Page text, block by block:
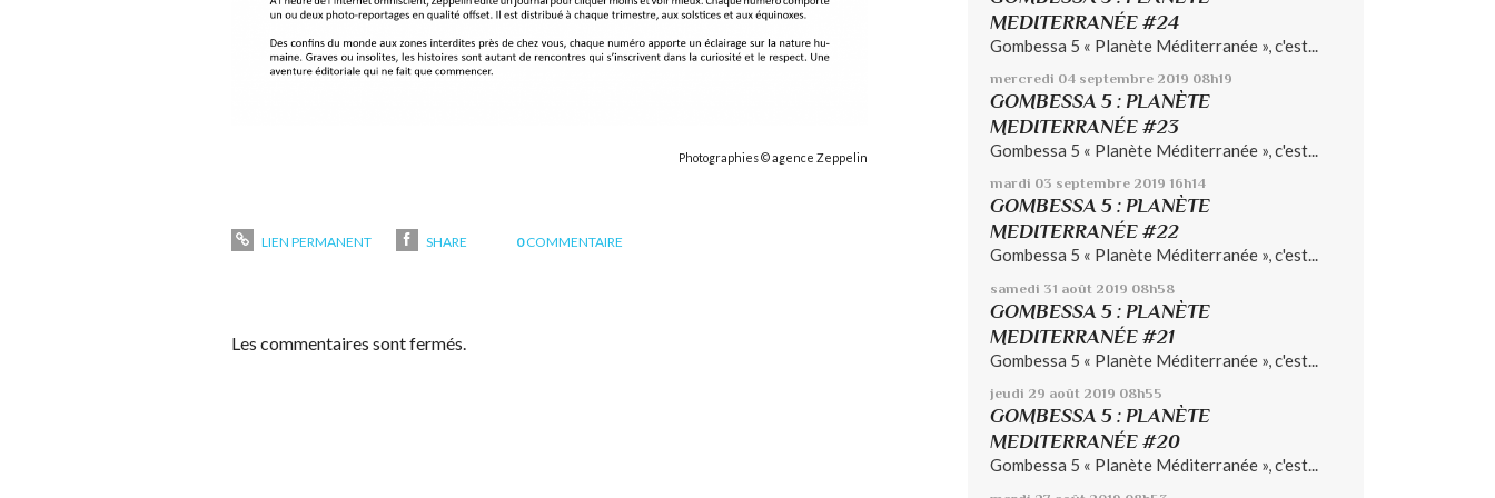
Photographies © agence Zeppelin
LIEN PERMANENT SHARE 0 COMMENTAIRE
Les commentaires sont fermés.
MEDITERRANÉE #24
Gombessa 5 « Planète Méditerranée », c'est...
mercredi 04 septembre 2019 08h19
GOMBESSA 5 : PLANÈTE
MEDITERRANÉE #23
Gombessa 5 « Planète Méditerranée », c'est...
mardi 03 septembre 2019 16h14
GOMBESSA 5 : PLANÈTE
MEDITERRANÉE #22
Gombessa 5 « Planète Méditerranée », c'est...
samedi 31 août 2019 08h58
GOMBESSA 5 : PLANÈTE
MEDITERRANÉE #21
Gombessa 5 « Planète Méditerranée », c'est...
jeudi 29 août 2019 08h55
GOMBESSA 5 : PLANÈTE
MEDITERRANÉE #20
Gombessa 5 « Planète Méditerranée », c'est...